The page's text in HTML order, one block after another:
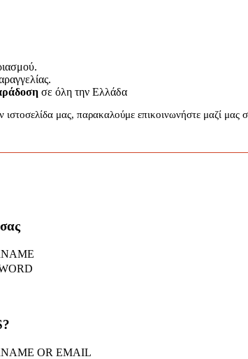
σε όλη την Ελλάδα
ιστοσελίδα μας, παρακαλούμε επικοινωνήστε μαζί μας
OR EMAIL